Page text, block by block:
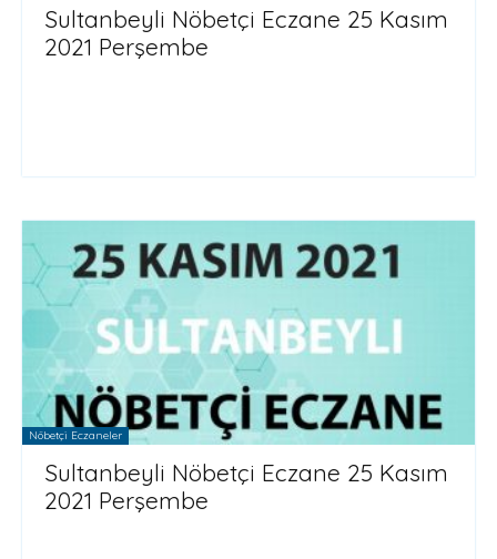
Sultanbeyli Nöbetçi Eczane 25 Kasım
2021 Perşembe
Nöbetçi Eczaneler
Sultanbeyli Nöbetçi Eczane 25 Kasım
2021 Perşembe